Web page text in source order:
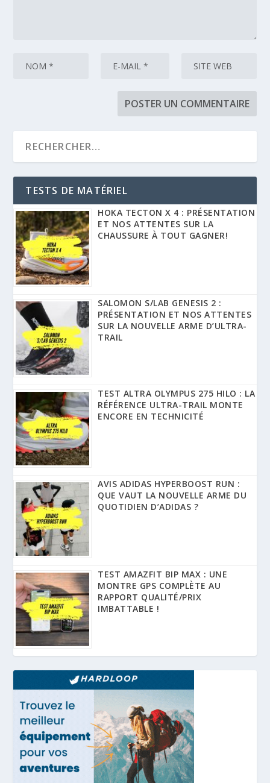
TESTS DE MATÉRIEL
HOKA TECTON X 4 : PRÉSENTATION
ET NOS ATTENTES SUR LA
CHAUSSURE À TOUT GAGNER!
SALOMON S/LAB GENESIS 2 :
PRÉSENTATION ET NOS ATTENTES
SUR LA NOUVELLE ARME D’ULTRA-
TRAIL
TEST ALTRA OLYMPUS 275 HILO : LA
RÉFÉRENCE ULTRA-TRAIL MONTE
ENCORE EN TECHNICITÉ
AVIS ADIDAS HYPERBOOST RUN :
QUE VAUT LA NOUVELLE ARME DU
QUOTIDIEN D’ADIDAS ?
TEST AMAZFIT BIP MAX : UNE
MONTRE GPS COMPLÈTE AU
RAPPORT QUALITÉ/PRIX
IMBATTABLE !